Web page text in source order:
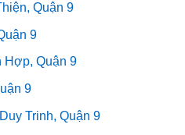
Quận 9
9
Quận 9
9
Trinh, Quận 9